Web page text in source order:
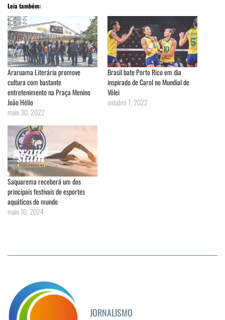
Leia também:
Araruama Literária promove
cultura com bastante
entretenimento na Praça Menino
João Hélio
maio 30, 2022
Brasil bate Porto Rico em dia
inspirado de Carol no Mundial de
Vôlei
outubro 7, 2022
Saquarema receberá um dos
principais festivais de esportes
aquáticos do mundo
maio 10, 2024
JORNALISMO